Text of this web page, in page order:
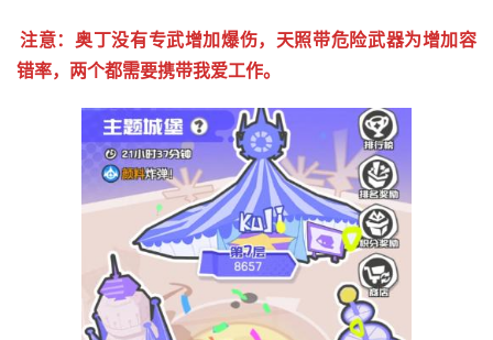
注意：奥丁没有专武增加爆伤，天照带危险武器为增加容
错率，两个都需要携带我爱工作。